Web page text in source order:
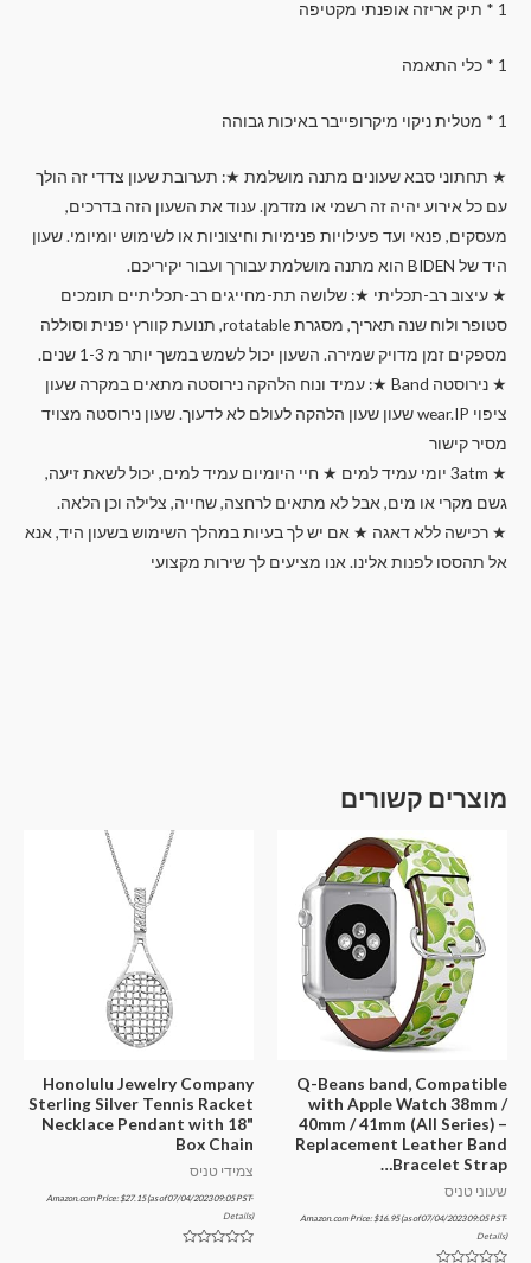
1 * תיק אריזה אופנתי מקטיפה
1 * כלי התאמה
1 * מטלית ניקוי מיקרופייבר באיכות גבוהה
★ תחתוני סבא שעונים מתנה מושלמת ★: תערובת שעון צדדי זה הולך
עם כל אירוע יהיה זה רשמי או מזדמן. ענוד את השעון הזה בדרכים,
מעסקים, פנאי ועד פעילויות פנימיות וחיצוניות או לשימוש יומיומי. שעון
היד של BIDEN הוא מתנה מושלמת עבורך ועבור יקיריכם.
★ עיצוב רב-תכליתי ★: שלושה תת-מחייגים רב-תכליתיים תומכים
סטופר ולוח שנה תאריך, מסגרת rotatable, תנועת קוורץ יפנית וסוללה
מספקים זמן מדויק שמירה. השעון יכול לשמש במשך יותר מ 1-3 שנים.
★ נירוסטה Band ★: עמיד ונוח הלהקה נירוסטה מתאים במקרה שעון
ציפוי wear.IP שעון שעון הלהקה לעולם לא לדעוך. שעון נירוסטה מצויד
מסיר קישור
★ 3atm יומי עמיד למים ★ חיי היומיום עמיד למים, יכול לשאת זיעה,
גשם מקרי או מים, אבל לא מתאים לרחצה, שחייה, צלילה וכן הלאה.
★ רכישה ללא דאגה ★ אם יש לך בעיות במהלך השימוש בשעון היד, אנא
אל תהססו לפנות אלינו. אנו מציעים לך שירות מקצועי
מוצרים קשורים
Q-Beans band, Compatible
with Apple Watch 38mm /
40mm / 41mm (All Series) –
Replacement Leather Band
Bracelet Strap…
שעוני טניס
Amazon.com Price:$16.95(as of 07/04/2023 09:05 PST-
Details)
Honolulu Jewelry Company
Sterling Silver Tennis Racket
Necklace Pendant with 18"
Box Chain
צמידי טניס
Amazon.com Price:$27.15(as of 07/04/2023 09:05 PST-
Details)